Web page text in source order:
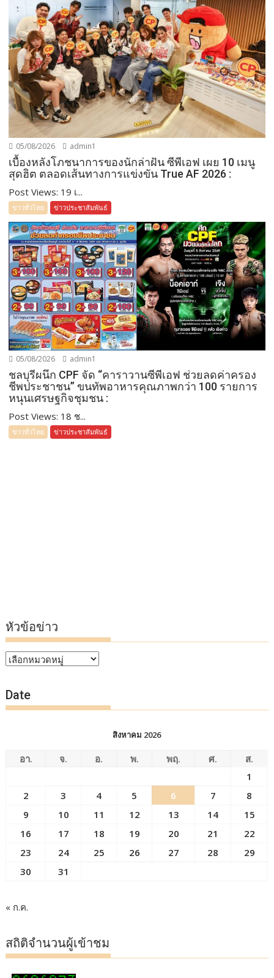
05/08/2026 admin1
เบื้องหลังโภชนาการของนักล่าฝัน ซีพีเอฟ เผย 10 เมนู
สุดฮิต ตลอดเส้นทางการแข่งขัน True AF 2026 :
Post Views: 19 เ...
ข่าวทั่วไทย ข่าวประชาสัมพันธ์
05/08/2026 admin1
ชลบุรีผนึก CPF จัด “คาราวานซีพีเอฟ ช่วยลดค่าครอง
ชีพประชาชน” ขนทัพอาหารคุณภาพกว่า 100 รายการ
หนุนเศรษฐกิจชุมชน :
Post Views: 18 ช...
ข่าวทั่วไทย ข่าวประชาสัมพันธ์
หัวข้อข่าว
หัวข้อ
Date
สิงหาคม 2026
อา. จ. อ. พ. พฤ. ศ.
ส.
1
2
3 4 5 6 7
8
9
10 11 12 13 14
15
16
17 18 19 20 21
22
23
24 25 26 27 28
29
30
31
« ก.ค.
สถิติจำนวนผู้เข้าชม